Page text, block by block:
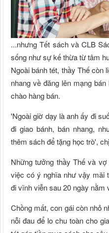
...nhưng Tết sách và CLB
sống như sự kế thừa từ tâm
Ngoài bánh tét, thầy Thế còn
nhang về đăng lên mạng
chào hàng bán.
'Ngoài giờ dạy là anh ấy đi
đi giao bánh, bán nhang,
thêm sách để tặng học trò',
Những tưởng thầy Thế và
việc có ý nghĩa như vậy mãi
đi vĩnh viễn sau 20 ngày nằm
Chồng mất, con gái còn nhỏ
nỗi đau để lo chu toàn cho